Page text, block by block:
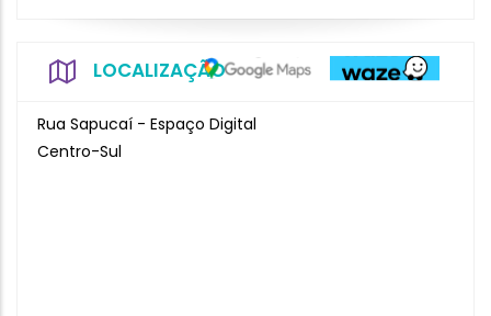
LOCALIZAÇÃO
Rua Sapucaí - Espaço Digital
Centro-Sul